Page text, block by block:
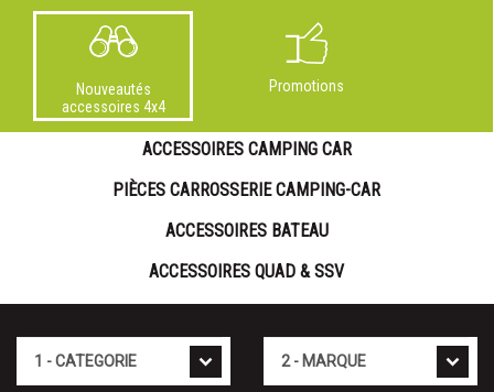
Nouveautés
accessoires 4x4
Promotions
ACCESSOIRES CAMPING CAR
PIÈCES CARROSSERIE CAMPING-CAR
ACCESSOIRES BATEAU
ACCESSOIRES QUAD & SSV